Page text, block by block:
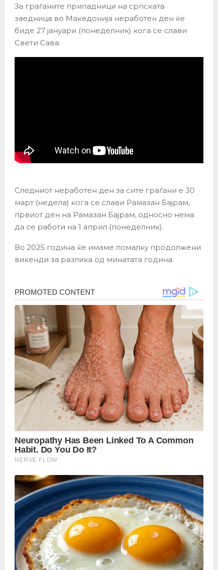
За граѓаните припадници на српската
заедница во Македонија неработен ден ќе
биде 27 јануари (понеделник) кога се слави
Свети Сава.
Следниот неработен ден за сите граѓани е 30
март (недела) кога се слави Рамазан Бајрам,
првиот ден на Рамазан Бајрам, односно нема
да се работи на 1 април (понеделник).
Во 2025 година ќе имаме помалку продолжени
викенди за разлика од минатата година.